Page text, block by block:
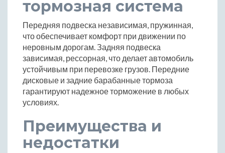
тормозная система
Передняя подвеска независимая, пружинная,
что обеспечивает комфорт при движении по
неровным дорогам. Задняя подвеска
зависимая, рессорная, что делает автомобиль
устойчивым при перевозке грузов. Передние
дисковые и задние барабанные тормоза
гарантируют надежное торможение в любых
условиях.
Преимущества и
недостатки